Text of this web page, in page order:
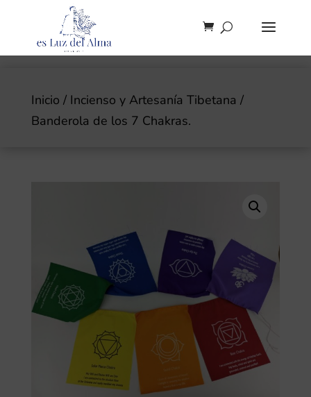
Inicio / Incienso y Artesanía Tibetana /
Banderola de los 7 Chakras.